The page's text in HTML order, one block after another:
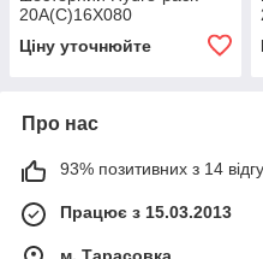
20A(C)16X080
Ціну уточнюйте
Про нас
93% позитивних з 14
Працює з 15.03.2013